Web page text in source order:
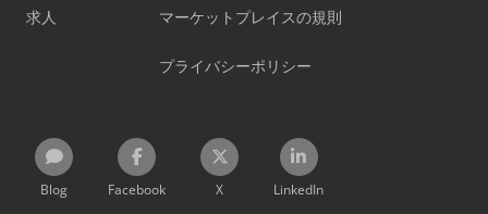
求人 マーケットプレイスの規則
プライバシーポリシー
Blog Facebook X LinkedIn